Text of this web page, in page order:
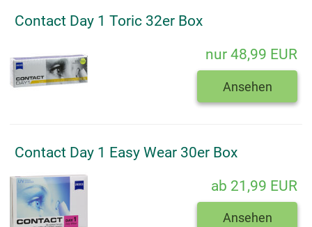
Contact Day 1 Toric 32er Box
nur 48,99 EUR
Ansehen
Contact Day 1 Easy Wear 30er Box
ab 21,99 EUR
Ansehen